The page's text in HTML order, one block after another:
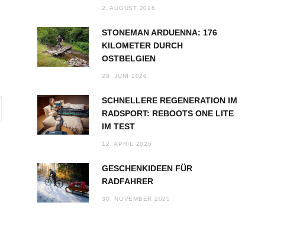
2. AUGUST 2026
STONEMAN ARDUENNA: 176
KILOMETER DURCH
OSTBELGIEN
28. JUNI 2026
SCHNELLERE REGENERATION IM
RADSPORT: REBOOTS ONE LITE
IM TEST
12. APRIL 2026
GESCHENKIDEEN FÜR
RADFAHRER
30. NOVEMBER 2025